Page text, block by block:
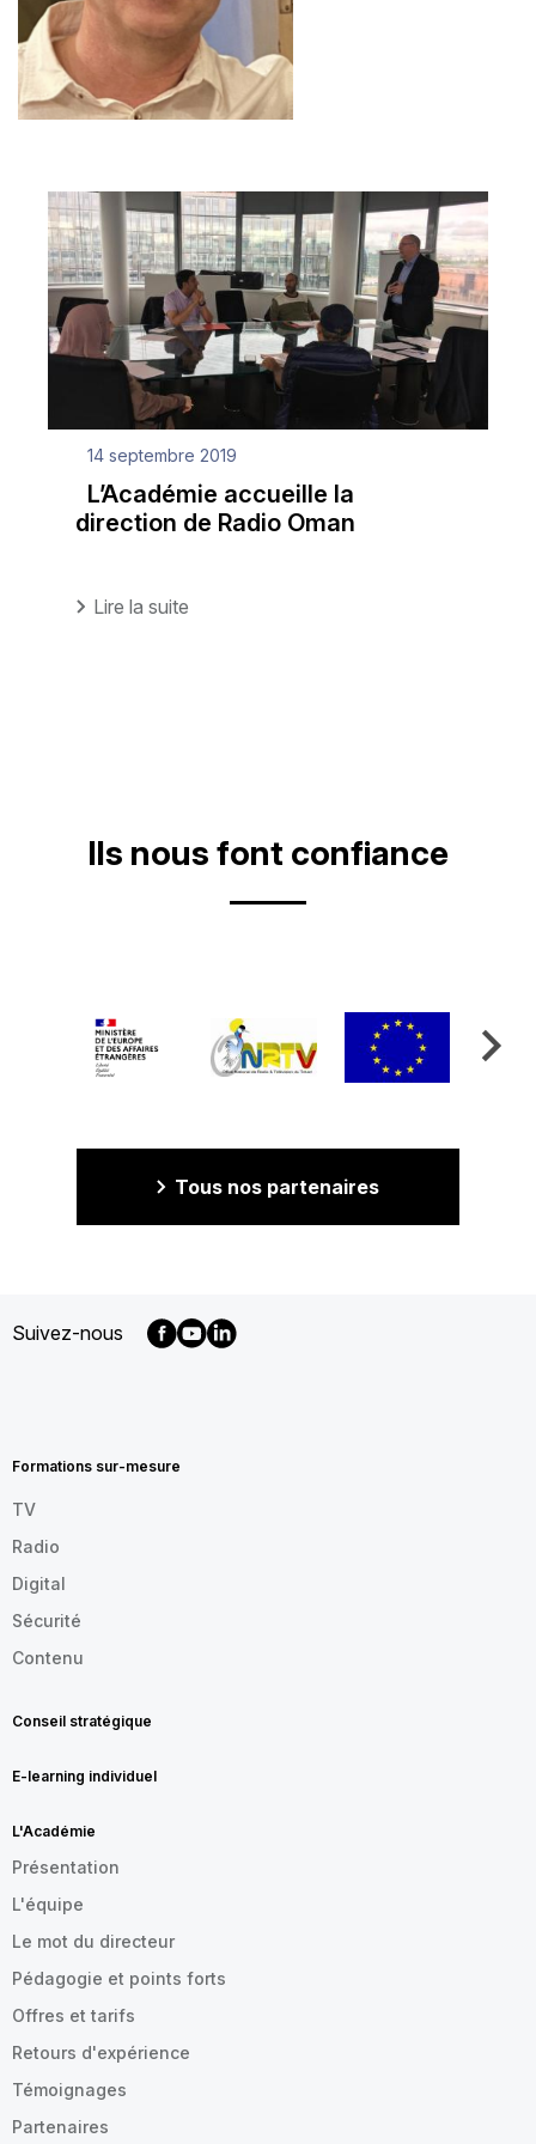
14 septembre 2019
L’Académie accueille la
direction de Radio Oman
Lire la suite
Ils nous font confiance
Tous nos partenaires
Suivez-nous
FR
Formations sur-mesure
TV
Radio
Digital
Sécurité
Contenu
Conseil stratégique
E-learning individuel
L'Académie
Présentation
L'équipe
Le mot du directeur
Pédagogie et points forts
Offres et tarifs
Retours d'expérience
Témoignages
Partenaires